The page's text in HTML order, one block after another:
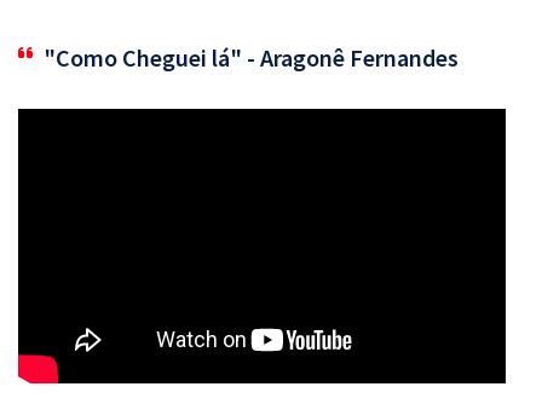
"Como Cheguei lá" - Aragonê Fernandes